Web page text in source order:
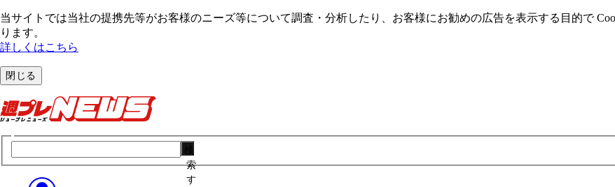
当サイトでは当社の提携先等がお客様のニーズ等について調査・分析したり、お客様にお勧めの広告を表⽰する⽬的で
ります。
詳しくはこちら
閉じる
索
す